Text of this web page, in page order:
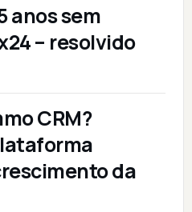
anos sem
– resolvido
CRM?
da